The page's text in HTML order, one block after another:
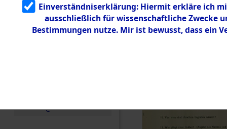
g
5.3.3
Todesmärsch
e
Einverständniserklärung: Hiermit erkläre ich
ausschließlich für wissenschaftliche Zwecke
Bestimmungen nutze. Mir ist bewusst, dass ein